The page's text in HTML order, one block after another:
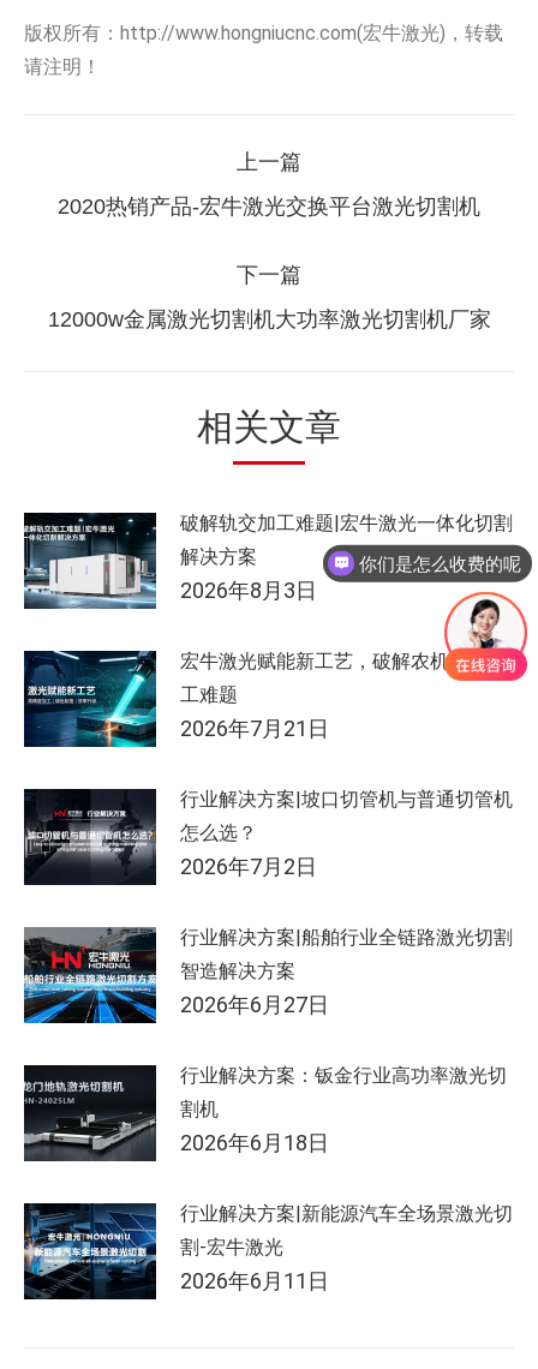
版权所有：http://www.hongniucnc.com(宏牛激光)，转载
请注明！
章
航
上一篇
上
篇：
2020热销产品-宏牛激光交换平台激光切割机
下一篇
下
12000w金属激光切割机大功率激光切割机厂家
相关文章
破解轨交加工难题|宏牛激光一体化切割
解决方案
2026年8月3日
宏牛激光赋能新工艺，破解农机制造加
工难题
2026年7月21日
行业解决方案|坡口切管机与普通切管机
怎么选？
2026年7月2日
行业解决方案|船舶行业全链路激光切割
智造解决方案
2026年6月27日
行业解决方案：钣金行业高功率激光切
割机
2026年6月18日
行业解决方案|新能源汽车全场景激光切
割-宏牛激光
2026年6月11日
你们是怎么收费的呢